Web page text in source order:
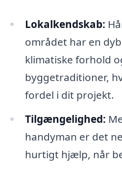
Lokalkendskab:
området har en
klimatiske forhold
byggetraditioner,
fordel i dit projekt.
Tilgængelighed:
handyman er det
hurtigt hjælp, når